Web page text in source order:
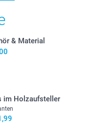
& Material
im Holzaufsteller